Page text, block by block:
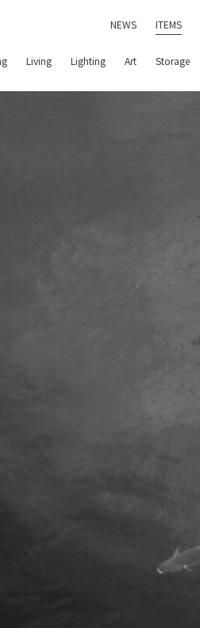
NEWS ITEMS
Living Lighting Art Storage